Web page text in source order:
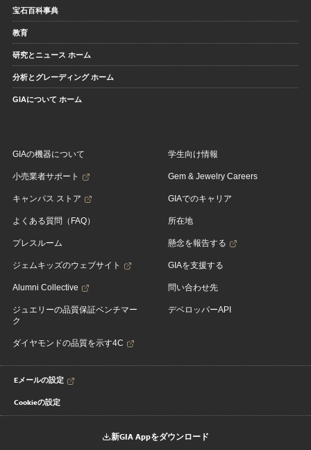
宝石百科事典
教育
研究とニュース ホーム
分析とグレーディング ホーム
GIAについて ホーム
GIAの機器について
小売業者サポート
キャンパス ストア
よくある質問（FAQ）
プレスルーム
ジェムキッズのウェブサイト
Alumni Collective
ジュエリーの品質保証ベンチマー
ク
ダイヤモンドの品質を示す4C
学生向け情報
Gem & Jewelry Careers
GIAでのキャリア
所在地
懸念を報告する
GIAを支援する
問い合わせ先
デベロッパーAPI
Eメールの設定
Cookieの設定
新GIA Appをダウンロード